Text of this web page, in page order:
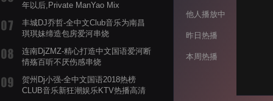
年以后,Private ManYao Mix
丰城DJ乔哲-全中文Club音乐为南昌
琪琪妹缔造包房爱河串烧
连南DjZMZ-精心打造中文国语爱河断
情殇百听不厌伤感串烧
贺州Dj小强-全中文国语2018热榜
CLUB音乐新狂潮娱乐KTV热播高清
他人播放中
昨日热播
本周热播